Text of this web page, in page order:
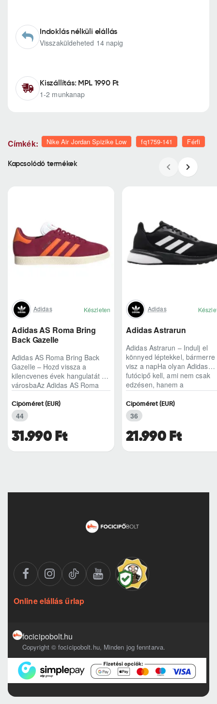
Indoklás nélküli elállás
Visszaküldeheted 14 napig
Kiszállítás: MPL 1990 Ft
1-2 munkanap
Címkék: Nike Air Jordan Spizike Low fq1759-141 Férfi
Kapcsolódó termékek
Adidas Készleten
Adidas AS Roma Bring
Back Gazelle
Adidas AS Roma Bring Back
Gazelle – Hozd vissza a
kilencvenes évek hangulatát a
városbaAz Adidas AS Roma
egyszerű sneaker, hane..
31.990 Ft
Cipőméret (EUR)
44
Adidas
Adidas Astrarun
Adidas Astrarun – Indulj el
könnyed léptekkel, bármerre
visz a napHa olyan Adidas
futócipő kell, ami nem csak
edzésen, hanem a
hétköznapokban is kénye..
21.990 Ft
Cipőméret (EUR)
36
Online elállás űrlap
focicipobolt.hu
Copyright © focicipobolt.hu, Minden jog fenntarva.